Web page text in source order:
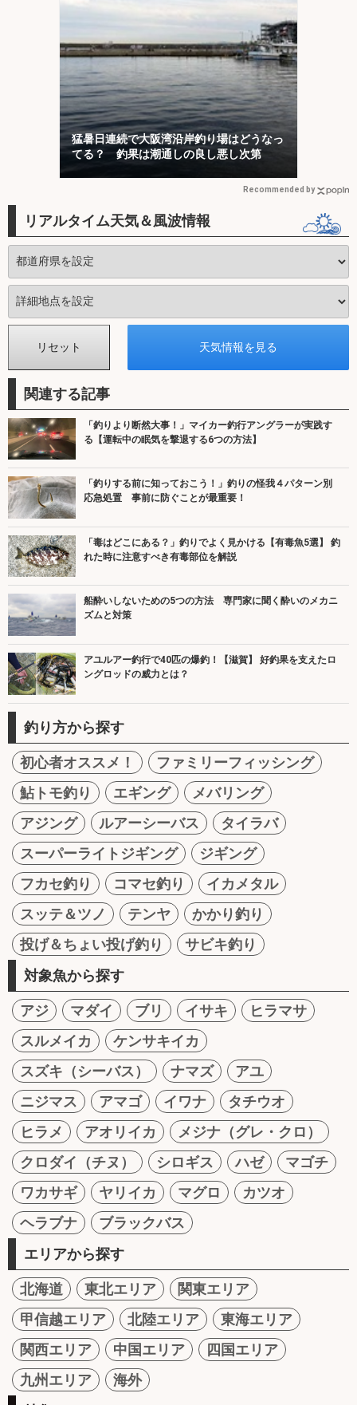
猛暑日連続で大阪湾沿岸釣り場はどうなっ
てる？ 釣果は潮通しの良し悪し次第
Recommended by
リアルタイム天気＆風波情報
関連する記事
「釣りより断然大事！」マイカー釣行アングラーが実践す
る【運転中の眠気を撃退する6つの方法】
「釣りする前に知っておこう！」釣りの怪我４パターン別
応急処置 事前に防ぐことが最重要！
「毒はどこにある？」釣りでよく見かける【有毒魚5選】 釣
れた時に注意すべき有毒部位を解説
船酔いしないための5つの方法 専門家に聞く酔いのメカニ
ズムと対策
アユルアー釣行で40匹の爆釣！【滋賀】 好釣果を支えたロ
ングロッドの威力とは？
釣り方から探す
初心者オススメ！
ファミリーフィッシング
鮎トモ釣り
エギング
メバリング
アジング
ルアーシーバス
タイラバ
スーパーライトジギング
ジギング
フカセ釣り
コマセ釣り
イカメタル
スッテ＆ツノ
テンヤ
かかり釣り
投げ＆ちょい投げ釣り
サビキ釣り
対象魚から探す
アジ マダイ ブリ イサキ
ヒラマサ
スルメイカ
ケンサキイカ
スズキ（シーバス）
ナマズ
アユ
ニジマス
アマゴ イワナ
タチウオ
ヒラメ
アオリイカ
メジナ（グレ・クロ）
クロダイ（チヌ）
シロギス ハゼ
マゴチ
ワカサギ
ヤリイカ マグロ
カツオ
ヘラブナ
ブラックバス
エリアから探す
北海道 東北エリア
関東エリア
甲信越エリア
北陸エリア
東海エリア
関西エリア
中国エリア
四国エリア
九州エリア
海外